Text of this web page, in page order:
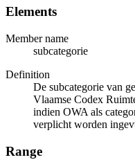
Elements
Member name
subcategorie
Definition
De subcategorie van
Vlaamse Codex
indien OWA als
verplicht worden
Range